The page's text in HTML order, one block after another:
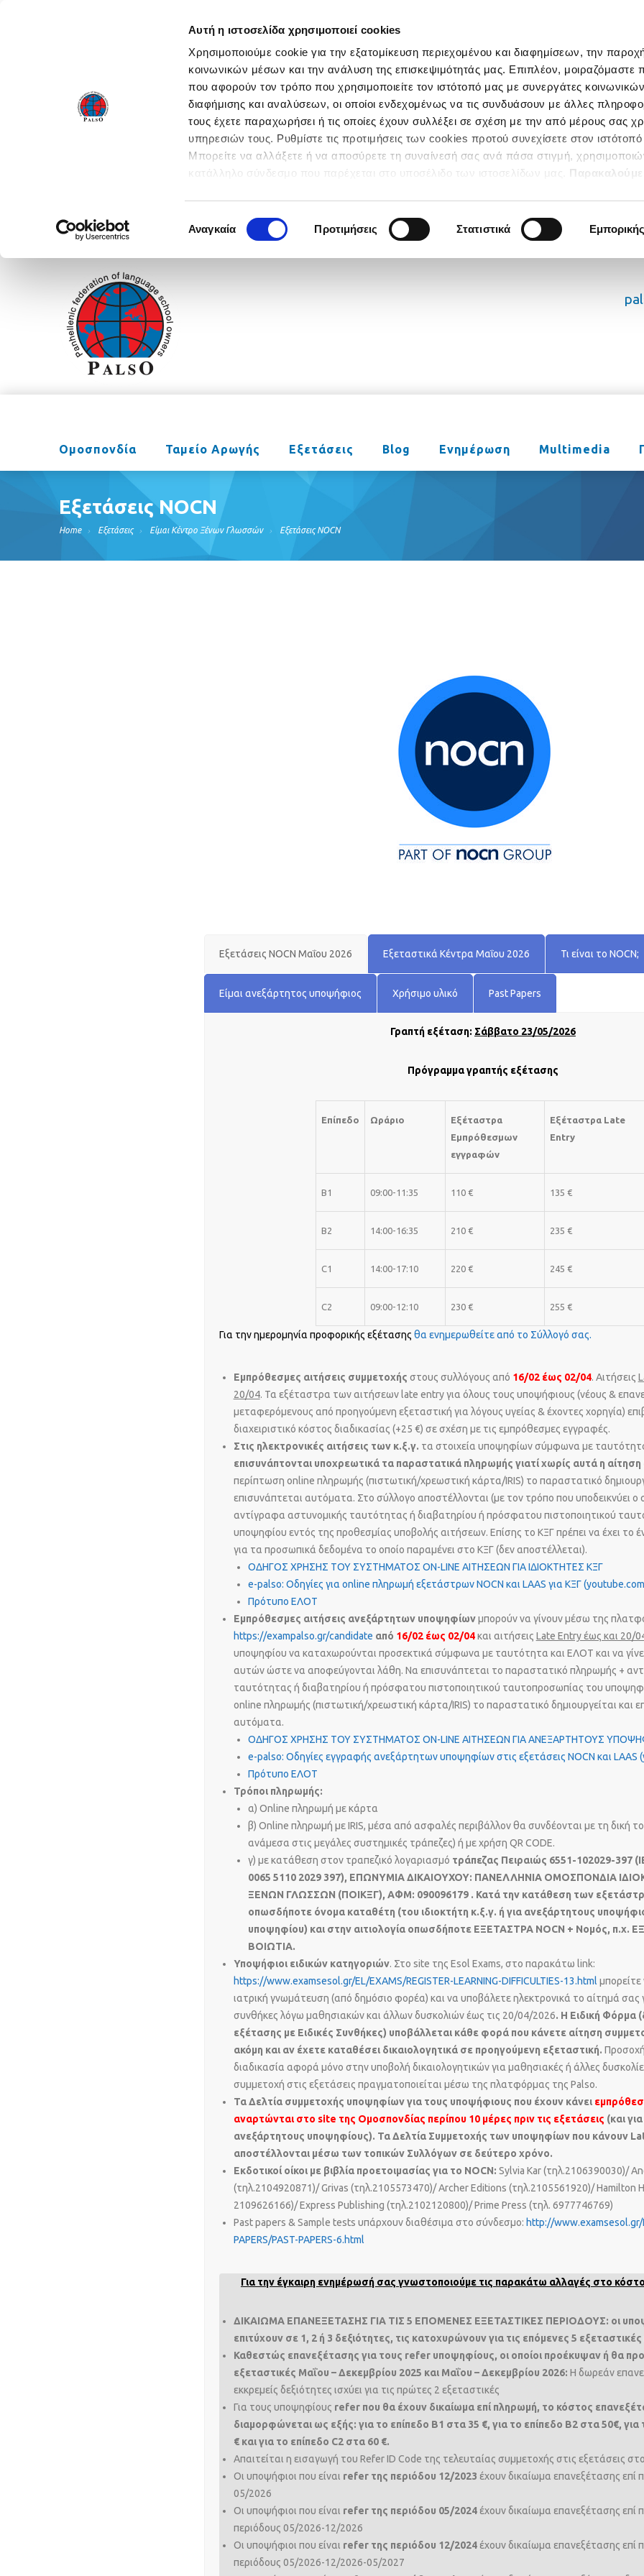
Αυτή η ιστοσελίδα χρησιμοποιεί cookies
Χρησιμοποιούμε cookie για την εξατομίκευση περιεχομένου και διαφημίσεων, την
κοινωνικών μέσων και την ανάλυση της επισκεψιμότητάς μας. Επιπλέον, μοιραζόμαστε
που αφορούν τον τρόπο που χρησιμοποιείτε τον ιστότοπό μας με συνεργάτες
διαφήμισης και αναλύσεων, οι οποίοι ενδεχομένως να τις συνδυάσουν με άλλες
τους έχετε παραχωρήσει ή τις οποίες έχουν συλλέξει σε σχέση με την από μέρους σας
υπηρεσιών τους. Ρυθμίστε τις προτιμήσεις των cookies προτού συνεχίσετε στον
Μπορείτε να αλλάξετε ή να αποσύρετε τη συναίνεσή σας ανά πάσα στιγμή,
κατάλληλο σύνδεσμο που παρέχεται στο υποσέλιδο των ιστοσελίδων μας. Παρακαλούμε
συγκατάθεσης
Αναγκαία Προτιμήσεις Στατιστικά
Ομοσπονδία Ταμείο Αρωγής Εξετάσεις Blog Ενημέρωση Multimedia
Εξετάσεις NOCN
Home Εξετάσεις Είμαι Κέντρο Ξένων Γλωσσών Εξετάσεις NOCN
Εξετάσεις NOCN Μαΐου 2026 Εξεταστικά Κέντρα Μαΐου 2026 Τι είναι το NOCN;
Είμαι ανεξάρτητος υποψήφιος Χρήσιμο υλικό Past Papers
Γραπτή εξέταση: Σάββατο 23/05/2026
Πρόγραμμα γραπτής εξέτασης
Επίπεδο Ωράριο
Εξέταστρα
Εμπρόθεσμων
εγγραφών
Εξέταστρα Late
Entry
B1 09:00-11:35 110 € 135 €
B2 14:00-16:35 210 € 235 €
C1 14:00-17:10 220 € 245 €
C2 09:00-12:10 230 € 255 €
Για την ημερομηνία προφορικής εξέτασης θα ενημερωθείτε από το Σύλλογό σας.
Εμπρόθεσμες αιτήσεις συμμετοχής στους συλλόγους από 16/02 έως 02/04. Αιτήσεις
20/04. Τα εξέταστρα των αιτήσεων late entry για όλους τους υποψήφιους (νέους &
μεταφερόμενους από προηγούμενη εξεταστική για λόγους υγείας & έχοντες χορηγία)
διαχειριστικό κόστος διαδικασίας (+25 €) σε σχέση με τις εμπρόθεσμες εγγραφές.
Στις ηλεκτρονικές αιτήσεις των κ.ξ.γ. τα στοιχεία υποψηφίων σύμφωνα με
επισυνάπτονται υποχρεωτικά τα παραστατικά πληρωμής γιατί χωρίς αυτά η αίτηση
περίπτωση online πληρωμής (πιστωτική/χρεωστική κάρτα/IRIS) το παραστατικό
επισυνάπτεται αυτόματα. Στο σύλλογο αποστέλλονται (με τον τρόπο που υποδεικνύει ο
αντίγραφα αστυνομικής ταυτότητας ή διαβατηρίου ή πρόσφατου πιστοποιητικού
υποψηφίου εντός της προθεσμίας υποβολής αιτήσεων. Επίσης το ΚΞΓ πρέπει να έχει το
για τα προσωπικά δεδομένα το οποίο παραμένει στο ΚΞΓ (δεν αποστέλλεται).
ΟΔΗΓΟΣ ΧΡΗΣΗΣ ΤΟΥ ΣΥΣΤΗΜΑΤΟΣ ON-LINE ΑΙΤΗΣΕΩΝ ΓΙΑ ΙΔΙΟΚΤΗΤΕΣ ΚΞΓ
e-palso: Οδηγίες για online πληρωμή εξετάστρων NOCN και LAAS για ΚΞΓ
Πρότυπο ΕΛΟΤ
Εμπρόθεσμες αιτήσεις ανεξάρτητων υποψηφίωνμπορούν να γίνουν μέσω της
https://exampalso.gr/candidate από 16/02 έως 02/04 και αιτήσεις Late Entry έως και 20/
υποψηφίου να καταχωρούνται προσεκτικά σύμφωνα με ταυτότητα και ΕΛΟΤ και να
αυτών ώστε να αποφεύγονται λάθη. Να επισυνάπτεται το παραστατικό πληρωμής +
ταυτότητας ή διαβατηρίου ή πρόσφατου πιστοποιητικού ταυτοπροσωπίας του
online πληρωμής (πιστωτική/χρεωστική κάρτα/IRIS) το παραστατικό δημιουργείται και
αυτόματα.
ΟΔΗΓΟΣ ΧΡΗΣΗΣ ΤΟΥ ΣΥΣΤΗΜΑΤΟΣ ON-LINE ΑΙΤΗΣΕΩΝ ΓΙΑ ΑΝΕΞΑΡΤΗΤΟΥΣ
e-palso: Οδηγίες εγγραφής ανεξάρτητων υποψηφίων στις εξετάσεις NOCN και LAAS
Πρότυπο ΕΛΟΤ
Τρόποι πληρωμής:
α) Online πληρωμή με κάρτα
β) Online πληρωμή με IRIS, μέσα από ασφαλές περιβάλλον θα συνδέονται με τη δική
ανάμεσα στις μεγάλες συστημικές τράπεζες) ή με χρήση QR CODE.
γ) με κατάθεση στον τραπεζικό λογαριασμό τράπεζας Πειραιώς 6551-102029-397
0065 5110 2029 397), ΕΠΩΝΥΜΙΑ ΔΙΚΑΙΟΥΧΟΥ: ΠΑΝΕΛΛΗΝΙΑ ΟΜΟΣΠΟΝΔΙΑ
ΞΕΝΩΝ ΓΛΩΣΣΩΝ (ΠΟΙΚΞΓ), ΑΦΜ: 090096179 . Κατά την κατάθεση των
οπωσδήποτε όνομα καταθέτη (του ιδιοκτήτη κ.ξ.γ. ή για ανεξάρτητους
υποψηφίου) και στην αιτιολογία οπωσδήποτε ΕΞΕΤΑΣΤΡΑ NOCN + Νομός, π.χ.
ΒΟΙΩΤΙΑ.
Υποψήφιοι ειδικών κατηγοριών. Στο site της Esol Exams, στο παρακάτω link:
https://www.examsesol.gr/EL/EXAMS/REGISTER-LEARNING-DIFFICULTIES-13.html
ιατρική γνωμάτευση (από δημόσιο φορέα) και να υποβάλετε ηλεκτρονικά το αίτημά σας
συνθήκες λόγω μαθησιακών και άλλων δυσκολιών έως τις 20/04/2026. Η Ειδική Φόρμα
εξέτασης με Ειδικές Συνθήκες) υποβάλλεται κάθε φορά που κάνετε αίτηση
ακόμη και αν έχετε καταθέσει δικαιολογητικά σε προηγούμενη εξεταστική.
διαδικασία αφορά μόνο στην υποβολή δικαιολογητικών για μαθησιακές ή άλλες
συμμετοχή στις εξετάσεις πραγματοποιείται μέσω της πλατφόρμας της Palso.
Τα Δελτία συμμετοχής υποψηφίων για τους υποψήφιους που έχουν κάνει
αναρτώνται στο site της Ομοσπονδίας περίπου 10 μέρες πριν τις εξετάσεις (και
ανεξάρτητους υποψηφίους). Τα Δελτία Συμμετοχής των υποψηφίων που κάνουν
αποστέλλονται μέσω των τοπικών Συλλόγων σε δεύτερο χρόνο.
Εκδοτικοί οίκοι με βιβλία προετοιμασίας για το NOCN: Sylvia Kar (τηλ.2106390030)/
(τηλ.2104920871)/ Grivas (τηλ.2105573470)/ Archer Editions (τηλ.2105561920)/ Hamilton
2109626166)/ Express Publishing (τηλ.2102120800)/ Prime Press (τηλ. 6977746769)
Past papers & Sample tests υπάρχουν διαθέσιμα στο σύνδεσμο: http://www.examsesol.gr/
PAPERS/PAST-PAPERS-6.html
Για την έγκαιρη ενημέρωσή σας γνωστοποιούμε τις παρακάτω αλλαγές στο
ΔΙΚΑΙΩΜΑ ΕΠΑΝΕΞΕΤΑΣΗΣ ΓΙΑ ΤΙΣ 5 ΕΠΟΜΕΝΕΣ ΕΞΕΤΑΣΤΙΚΕΣ ΠΕΡΙΟΔΟΥΣ: οι
επιτύχουν σε 1, 2 ή 3 δεξιότητες, τις κατοχυρώνουν για τις επόμενες 5
Καθεστώς επανεξέτασης για τους refer υποψηφίους, οι οποίοι προέκυψαν ή θα
εξεταστικές Μαΐου – Δεκεμβρίου 2025 και Μαΐου – Δεκεμβρίου 2026: Η δωρεάν
εκκρεμείς δεξιότητες ισχύει για τις πρώτες 2 εξεταστικές
Για τους υποψηφίους refer που θα έχουν δικαίωμα επί πληρωμή, το κόστος
διαμορφώνεται ως εξής: για το επίπεδο Β1 στα 35 €, για το επίπεδο B2 στα 50€, για
€ και για το επίπεδο C2 στα 60 €.
Απαιτείται η εισαγωγή του Refer ID Code της τελευταίας συμμετοχής στις εξετάσεις στο
Οι υποψήφιοι που είναι refer της περιόδου 12/2023 έχουν δικαίωμα επανεξέτασης επί
05/2026
Οι υποψήφιοι που είναι refer της περιόδου 05/2024έχουν δικαίωμα επανεξέτασης επί
περιόδους 05/2026-12/2026
Οι υποψήφιοι που είναι refer της περιόδου 12/2024έχουν δικαίωμα επανεξέτασης επί
περιόδους 05/2026-12/2026-05/2027